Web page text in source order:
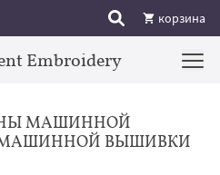
корзина
Embroidery
МАШИННОЙ
ВЫШИВКИ